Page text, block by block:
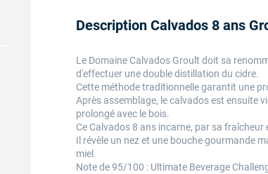
Description Calvados 8 ans
Le Domaine Calvados Groult doit sa
d'effectuer une double distillation du cidre.
Cette méthode traditionnelle garantit une
Après assemblage, le calvados est ensuite
prolongé avec le bois.
Ce Calvados 8 ans incarne, par sa
Il révèle un nez et une bouche gourmande
miel.
Note de 95/100 : Ultimate Beverage